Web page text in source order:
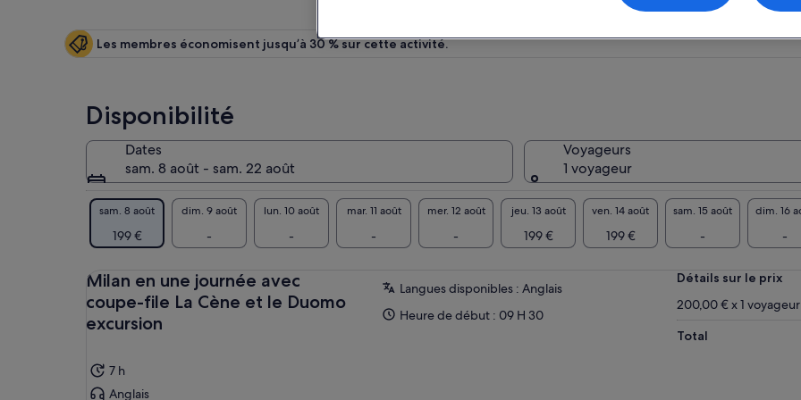
Les membres économisent jusqu’à 30 % sur cette activité.
Disponibilité
Dates
sam. 8 août - sam. 22 août
Voyageurs
1 voyageur
sam. 8 août
199 €
dim. 9 août
-
lun. 10 août
-
mar. 11 août
-
mer. 12 août
-
jeu. 13 août
199 €
ven. 14 août
199 €
sam. 15 août
-
dim. 16
-
Milan en une journée avec
coupe-file La Cène et le Duomo
excursion
7 h
Anglais
Langues disponibles : Anglais
Heure de début : 09 H 30
Détails sur le prix
200,00 € x 1 voyageur
Total